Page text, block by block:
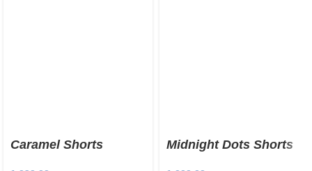
Caramel Shorts Midnight Dots Shorts